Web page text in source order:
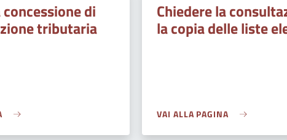
di
tributaria
Chiedere la
la copia delle liste
VAI ALLA PAGINA